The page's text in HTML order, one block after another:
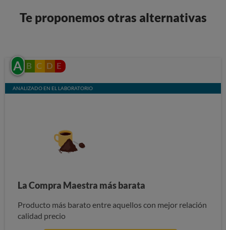
Te proponemos otras alternativas
A B C D E
ANALIZADO EN EL LABORATORIO
La Compra Maestra más barata
Producto más barato entre aquellos con mejor relación
calidad precio